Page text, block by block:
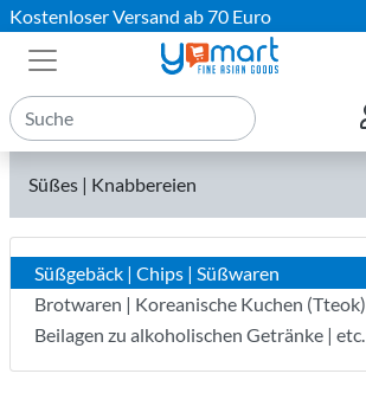
Kostenloser Versand ab 70 Euro
Süßes | Knabbereien
Süßgebäck | Chips | Süßwaren
Brotwaren | Koreanische Kuchen (Tteok)
Beilagen zu alkoholischen Getränke | etc.